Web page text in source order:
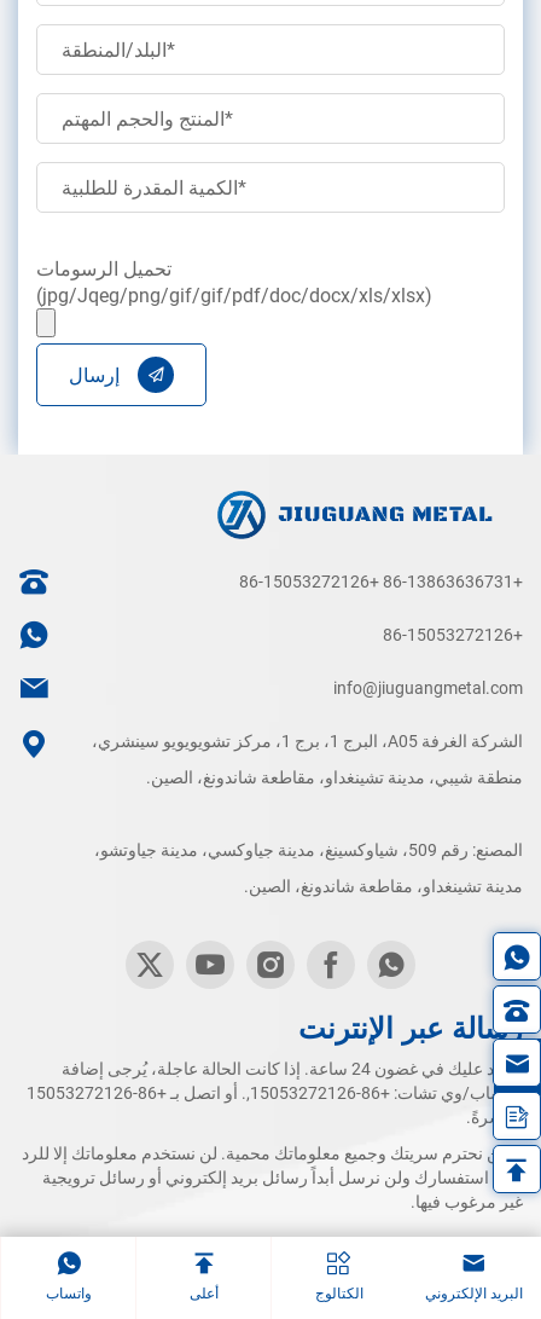
تحميل الرسومات
(jpg/Jqeg/png/gif/gif/pdf/doc/docx/xls/xlsx)
إرسال
+86-13863636731
+86-15053272126
+86-15053272126
info@jiuguangmetal.com
الشركة الغرفة A05، البرج 1، برج 1، مركز تشويويويو سينشري،
منطقة شيبي، مدينة تشينغداو، مقاطعة شاندونغ، الصين.
المصنع: رقم 509، شياوكسينغ، مدينة جياوكسي، مدينة جياوتشو،
مدينة تشينغداو، مقاطعة شاندونغ، الصين.
رسالة عبر الإنترنت
سنرد عليك في غضون 24 ساعة. إذا كانت الحالة عاجلة، يُرجى إضافة
واتساب/وي تشات: +86-15053272126 ,. أو اتصل بـ+86-15053272126
مباشرةً.
*نحن نحترم سريتك وجميع معلوماتك محمية. لن نستخدم معلوماتك إلا للرد
على استفسارك ولن نرسل أبداً رسائل بريد إلكتروني أو رسائل ترويجية
غير مرغوب فيها.
البريد الإلكتروني الكتالوج أعلى واتساب